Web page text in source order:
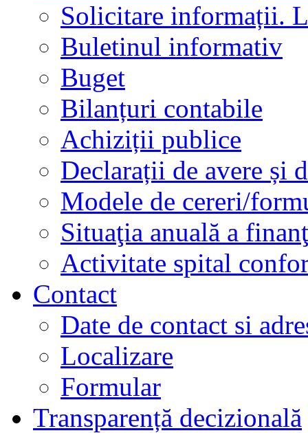
Solicitare informații.
Buletinul informativ
Buget
Bilanțuri contabile
Achiziții publice
Declarații de avere și
Modele de cereri/
Situaţia anuală a
Activitate spital
Contact
Date de contact si
Localizare
Formular
Transparență decizională